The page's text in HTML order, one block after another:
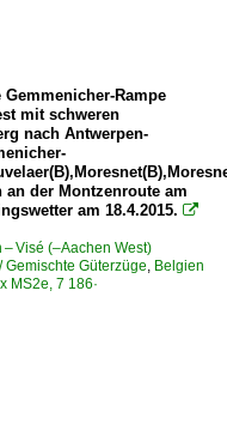
Rampe
mit schweren
nach Antwerpen-
an der Montzenroute am
am 18.4.2015. 
– Visé (–Aachen West)
Gemischte Güterzüge, Belgien
MS2e, 7 186·